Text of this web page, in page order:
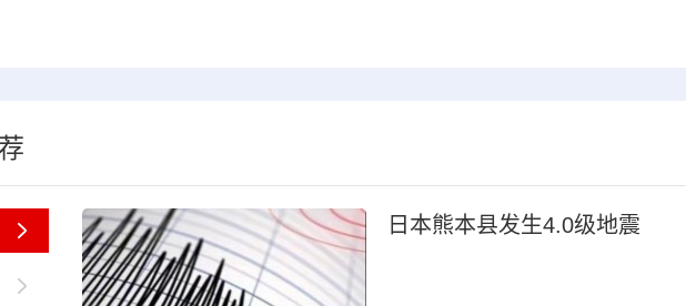
日本熊本县发生4.0级地震